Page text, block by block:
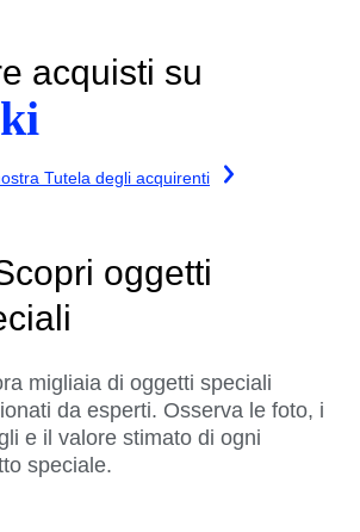
acquisti su
Tutela degli acquirenti
oggetti
migliaia di oggetti speciali
da esperti. Osserva le foto, i
e il valore stimato di ogni
speciale.